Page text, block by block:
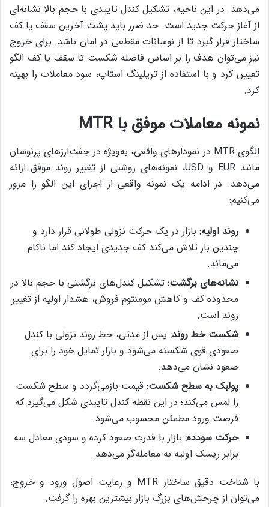
می‌دهد. در این ناحیه، تشکیل کندل تاییدی با حجم بالا نشانه‌ای
از آغاز حرکت جدید است. حد ضرر باید پشت آخرین سقف یا کف
ساختار قرار گیرد تا از نوسانات مقطعی در امان باشد. برای خروج
نیز می‌توان هدف را بر اساس فاصله شکست تا سقف یا کف الگو
تعیین کرد و با استفاده از تریلینگ استاپ، سود معاملات را بهینه
کرد.
نمونه معاملات موفق با MTR
الگوی MTR در نمودارهای واقعی، به‌ویژه در جفت‌ارزهای پرنوسان
مانند EUR و USD، نمونه‌های روشنی از تغییر روند موفق ارائه
می‌دهد. در ادامه یک نمونه واقعی از اجرای این الگو را مرور
می‌کنیم:
روند اولیه: بازار در یک حرکت نزولی طولانی قرار دارد و
چندین بار تلاش می‌کند کف جدیدی ایجاد کند اما ناکام
می‌ماند.
نشانه‌های برگشت: تشکیل کندل‌های برگشتی با حجم بالا در
محدوده کف و کاهش مومنتوم فروش، هشدار اولیه از تغییر
روند است.
شکست خط روند: پس از مدتی، خط روند نزولی با کندل
صعودی قوی شکسته می‌شود و بازار تمایل خود را برای
صعود نشان می‌دهد.
پولبک به سطح شکست: قیمت بازمی‌گردد و سطح شکست
را لمس می‌کند؛ در این نقطه کندل تاییدی شکل می‌گیرد که
فرصت ورود مطمئن محسوب می‌شود.
حرکت سودده: بازار با قدرت صعود کرده و سودی معادل سه
برابر ریسک اولیه به معامله‌گر می‌دهد.
با شناخت دقیق ساختار MTR و رعایت اصول ورود و خروج،
می‌توان از چرخش‌های بزرگ بازار بیشترین بهره را گرفت.